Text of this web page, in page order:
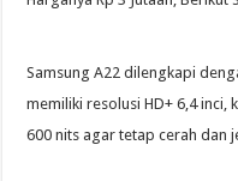
Samsung A22 dilengkapi
memiliki resolusi HD+ 6,4 inci,
600 nits agar tetap cerah dan